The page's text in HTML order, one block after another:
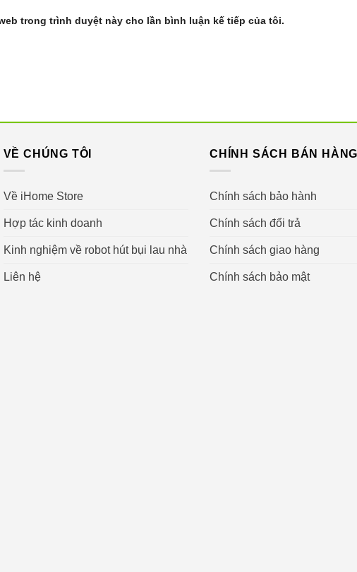
trong trình duyệt này cho lần bình luận kế tiếp của tôi.
VỀ CHÚNG TÔI
Về iHome Store
Hợp tác kinh doanh
Kinh nghiệm về robot hút bụi lau nhà
Liên hệ
CHÍNH SÁCH BÁN HÀNG
Chính sách bảo hành
Chính sách đổi trả
Chính sách giao hàng
Chính sách bảo mật